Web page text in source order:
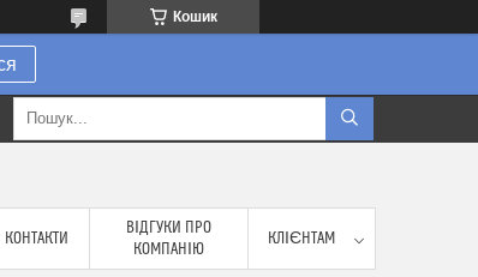
Кошик
КОНТАКТИ
ВІДГУКИ ПРО
КОМПАНІЮ
КЛІЄНТАМ